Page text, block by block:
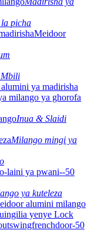
picha
Inua & Slaidi
Milango mingi ya
ya kuteleza